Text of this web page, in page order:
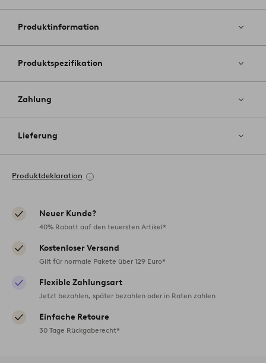
Favoriten
Produktinformation
Produktspezifikation
Zahlung
Lieferung
Produktdeklaration
Neuer Kunde?
40% Rabatt auf den teuersten Artikel*
Kostenloser Versand
Gilt für normale Pakete über 129 Euro*
Flexible Zahlungsart
Jetzt bezahlen, später bezahlen oder in Raten zahlen
Einfache Retoure
30 Tage Rückgaberecht*